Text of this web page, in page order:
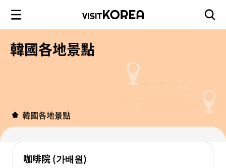
韓國各地景點
韓國各地景點
咖啡院 (가배원)